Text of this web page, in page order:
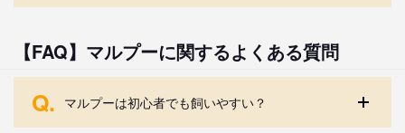
【FAQ】マルプーに関するよくある質問
Q. マルプーは初心者でも飼いやすい？